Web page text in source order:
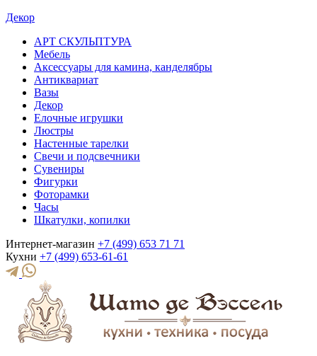
Декор
АРТ СКУЛЬПТУРА
Мебель
Аксессуары для камина, канделябры
Антиквариат
Вазы
Декор
Елочные игрушки
Люстры
Настенные тарелки
Свечи и подсвечники
Сувениры
Фигурки
Фоторамки
Часы
Шкатулки, копилки
Интернет-магазин +7 (499) 653 71 71
Кухни +7 (499) 653-61-61